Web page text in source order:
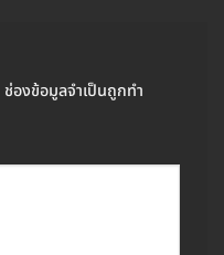
ช่องข้อมูลจำเป็นถูกทำ